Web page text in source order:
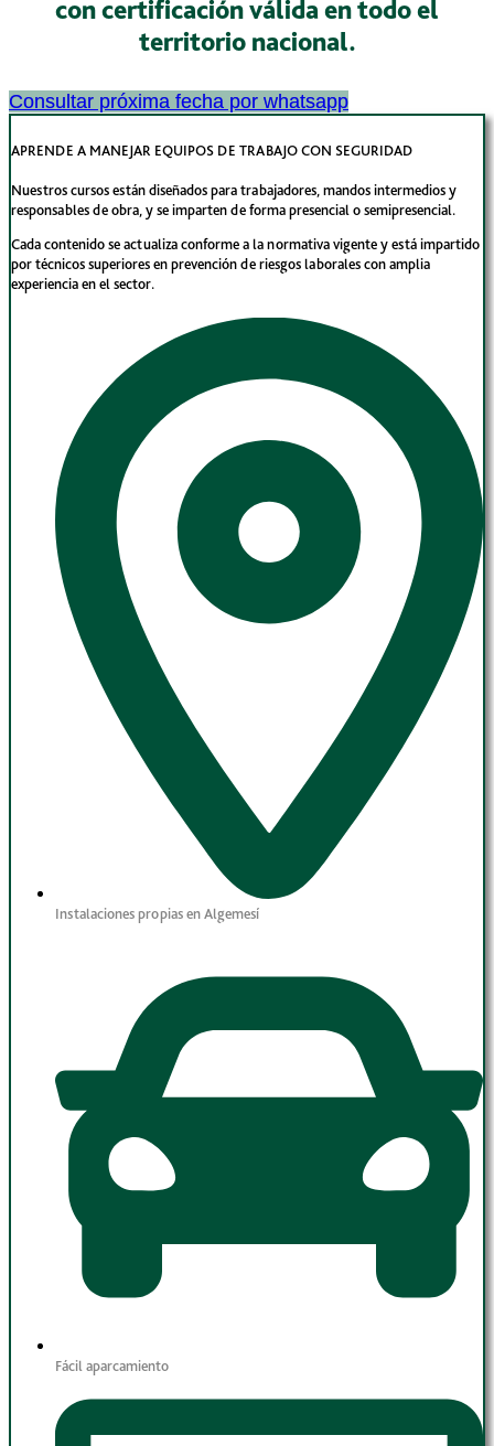
con certificación válida en todo el
territorio nacional.
Consultar próxima fecha por whatsapp
APRENDE A MANEJAR EQUIPOS DE TRABAJO CON SEGURIDAD
Nuestros cursos están diseñados para trabajadores, mandos intermedios y
responsables de obra, y se imparten de forma presencial o semipresencial.
Cada contenido se actualiza conforme a la normativa vigente y está impartido
por técnicos superiores en prevención de riesgos laborales con amplia
experiencia en el sector.
Instalaciones propias en Algemesí
Fácil aparcamiento